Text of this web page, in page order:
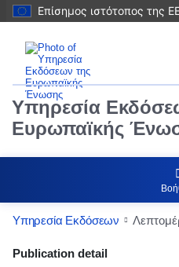
Επίσημος ιστότοπος της
Υπηρεσία
Ευρωπαϊκής
Υπηρεσία Εκδόσεων
Publication Detail
Publication detail